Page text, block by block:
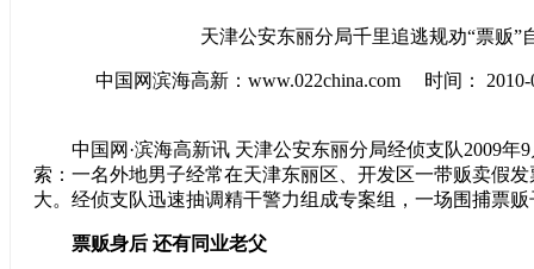
天津公安东丽分局千里追逃规劝“票贩”
中国网滨海高新：www.022china.com 时间： 2010-
中国网·滨海高新讯 天津公安东丽分局经侦支队2009年9
索：一名外地男子经常在天津东丽区、开发区一带贩卖假
大。经侦支队迅速抽调精干警力组成专案组，一场围捕票贩
票贩身后 还有同业老父